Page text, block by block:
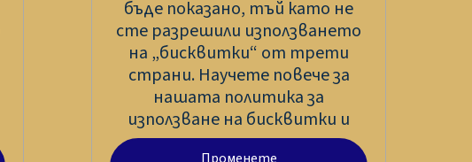
бъде показано, тъй като не
сте разрешили използването
на „бисквитки“ от трети
страни. Научете повече за
нашата политика за
използване на бисквитки и